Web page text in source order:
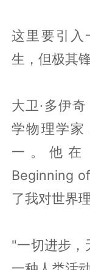
这里要引入
生，但极其
大卫·多伊
学物理学家
一。他在
Beginning
了我对世界
"一切进步，